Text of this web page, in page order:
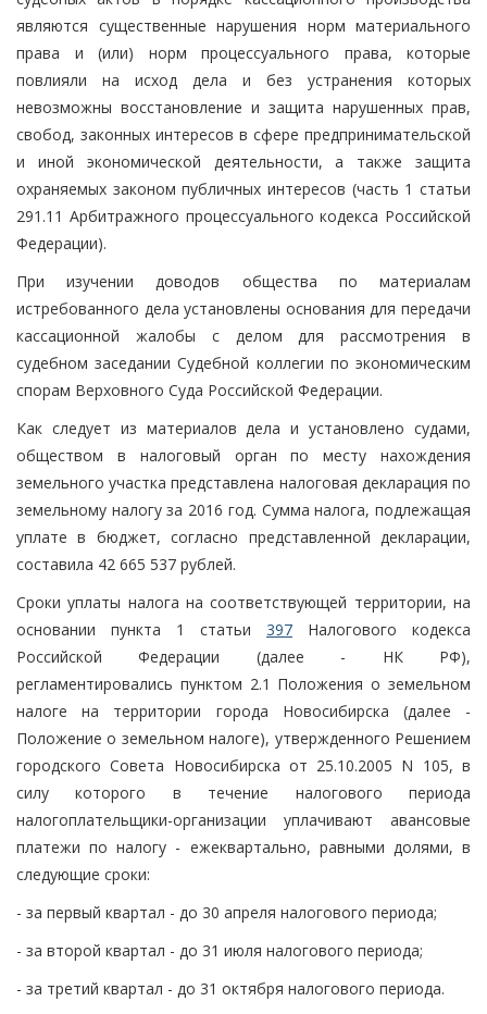
являются существенные нарушения норм материального
права и (или) норм процессуального права, которые
повлияли на исход дела и без устранения которых
невозможны восстановление и защита нарушенных прав,
свобод, законных интересов в сфере предпринимательской
и иной экономической деятельности, а также защита
охраняемых законом публичных интересов (часть 1 статьи
291.11 Арбитражного процессуального кодекса Российской
Федерации).
При изучении доводов общества по материалам
истребованного дела установлены основания для передачи
кассационной жалобы с делом для рассмотрения в
судебном заседании Судебной коллегии по экономическим
спорам Верховного Суда Российской Федерации.
Как следует из материалов дела и установлено судами,
обществом в налоговый орган по месту нахождения
земельного участка представлена налоговая декларация по
земельному налогу за 2016 год. Сумма налога, подлежащая
уплате в бюджет, согласно представленной декларации,
составила 42 665 537 рублей.
Сроки уплаты налога на соответствующей территории, на
основании пункта 1 статьи 397 Налогового кодекса
Российской Федерации (далее - НК РФ),
регламентировались пунктом 2.1 Положения о земельном
налоге на территории города Новосибирска (далее -
Положение о земельном налоге), утвержденного Решением
городского Совета Новосибирска от 25.10.2005 N 105, в
силу которого в течение налогового периода
налогоплательщики-организации уплачивают авансовые
платежи по налогу - ежеквартально, равными долями, в
следующие сроки:
- за первый квартал - до 30 апреля налогового периода;
- за второй квартал - до 31 июля налогового периода;
- за третий квартал - до 31 октября налогового периода.